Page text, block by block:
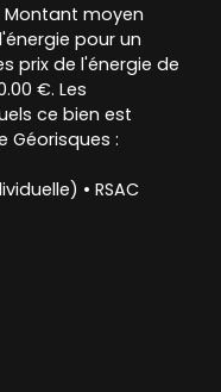
Montant moyen
pour un
prix de l'énergie de
€. Les
ce bien est
Géorisques :
• RSAC